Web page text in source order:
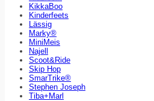
KikkaBoo
Kinderfeets
Lässig
Marky®
MiniMeis
Najell
Scoot&Ride
Skip Hop
SmarTrike®
Stephen Joseph
Tiba+Marl